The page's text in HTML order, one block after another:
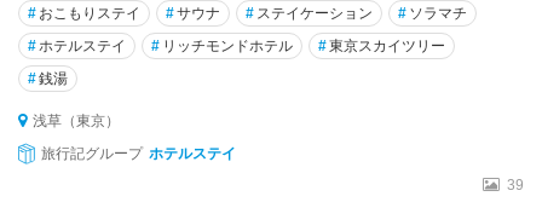
# おこもりステイ #サウナ # ステイケーション # ソラマチ
# ホテルステイ # リッチモンドホテル #東京スカイツリー
#銭湯
浅草（東京）
旅行記グループ ホテルステイ
39